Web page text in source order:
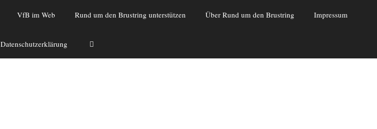
VfB im Web Rund um den Brustring unterstützen Über Rund um den Brustring Impressum
Datenschutzerklärung